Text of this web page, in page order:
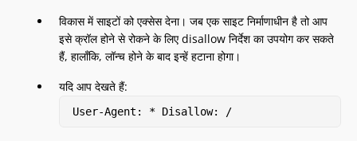
विकास में साइटों को एक्सेस देना। जब एक साइट निर्माणाधीन है तो आप
इसे क्रॉल होने से रोकने के लिए disallow निर्देश का उपयोग कर सकते
हैं, हालाँकि, लॉन्च होने के बाद इन्हें हटाना होगा।
यदि आप देखते हैं:
User-Agent: * Disallow: /